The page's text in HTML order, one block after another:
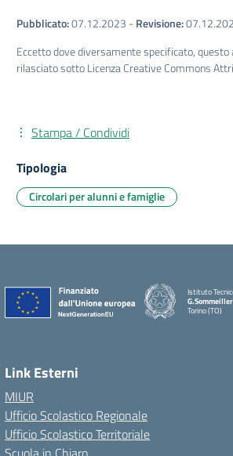
Pubblicato:07.12.2023 -Revisione:
Eccetto dove diversamente specificato,
rilasciato sotto Licenza Creative Commons
Stampa / Condividi
Tipologia
Circolari per alunni e famiglie
Istituto
G.Sommeiller
Torino (TO)
Link Esterni
MIUR
Ufficio Scolastico Regionale
Ufficio Scolastico Territoriale